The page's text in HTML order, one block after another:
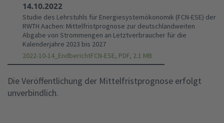
14.10.2022
Studie des Lehrstuhls für Energiesystemökonomik (FCN-ESE) der
RWTH Aachen: Mittelfristprognose zur deutschlandweiten
Abgabe von Strommengen an Letztverbraucher für die
Kalenderjahre 2023 bis 2027
2022-10-14_EndberichtFCN-ESE, PDF, 2.1 MB
Die Veröffentlichung der Mittelfristprognose erfolgt
unverbindlich.